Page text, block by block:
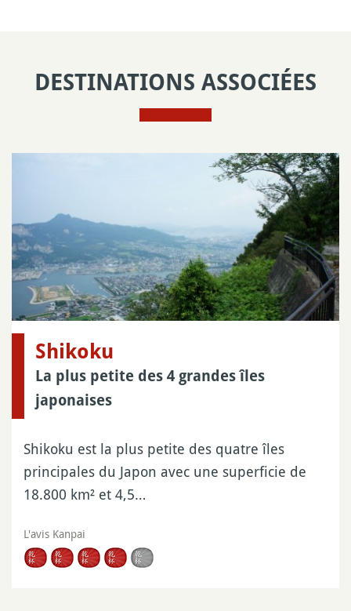
DESTINATIONS ASSOCIÉES
Shikoku
La plus petite des 4 grandes îles
japonaises
Shikoku est la plus petite des quatre îles
principales du Japon avec une superficie de
18.800 km² et 4,5…
L'avis Kanpai